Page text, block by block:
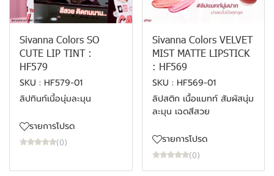
Sivanna Colors SO
CUTE LIP TINT :
HF579
SKU : HF579-01
ลิปทินท์เนี้อนุ่มละมุน
รายการโปรด
(0)
Sivanna Colors VELVET
MIST MATTE LIPSTICK
: HF569
SKU : HF569-01
ลิปสติก เนื้อแมทท์ สัมผัสนุ่ม
ละมุน เฉดสีสวย
รายการโปรด
(0)